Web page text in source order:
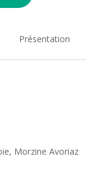
Présentation
Morzine Avoriaz